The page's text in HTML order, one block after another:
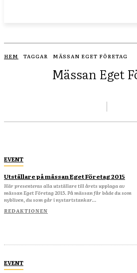
HEM TAGGAR MÄSSAN EGET FÖRETAG
Mässan Eget
EVENT
Utställare på mässan Eget Företag 2015
Här presenteras alla utställare till årets upplaga av
mässan Eget Företag 2015. På mässan får både du som
nybliven, du som går i nystartstankar...
REDAKTIONEN
EVENT